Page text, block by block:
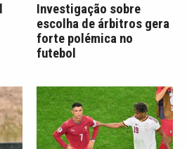
Investigação sobre
escolha de árbitros gera
forte polémica no
futebol